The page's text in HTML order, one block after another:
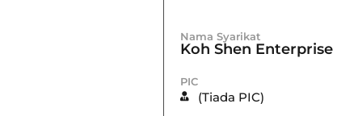
Nama Syarikat
Koh Shen Enterprise
PIC
(Tiada PIC)